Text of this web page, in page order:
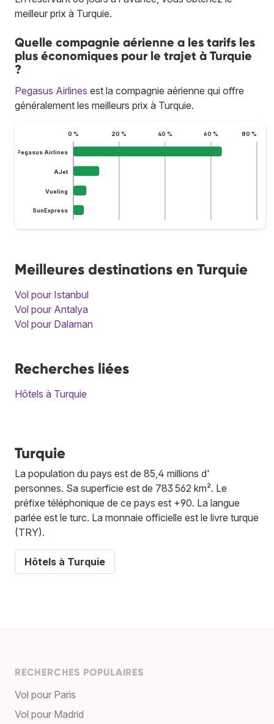
meilleur prix à Turquie.
Quelle compagnie aérienne a les tarifs les
plus économiques pour le trajet à Turquie
?
Pegasus Airlines est la compagnie aérienne qui offre
généralement les meilleurs prix à Turquie.
0 % 20 % 40 % 60 % 80 %
Pegasus Airlines
AJet
Vueling
SunExpress
Meilleures destinations en Turquie
Vol pour Istanbul
Vol pour Antalya
Vol pour Dalaman
Recherches liées
Hôtels à Turquie
Turquie
La population du pays est de 85,4 millions d'
personnes. Sa superficie est de 783 562 km². Le
préfixe téléphonique de ce pays est +90. La langue
parlée est le turc. La monnaie officielle est le livre turque
(TRY).
Hôtels à Turquie
RECHERCHES POPULAIRES
Vol pour Paris
Vol pour Madrid